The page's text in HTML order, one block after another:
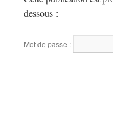
dessous :
Mot de passe :